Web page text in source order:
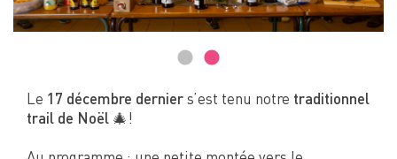
Le 17 décembre derniers’est tenu notre traditionnel
trail de Noël 🎄!